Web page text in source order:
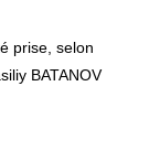
prise, selon
BATANOV